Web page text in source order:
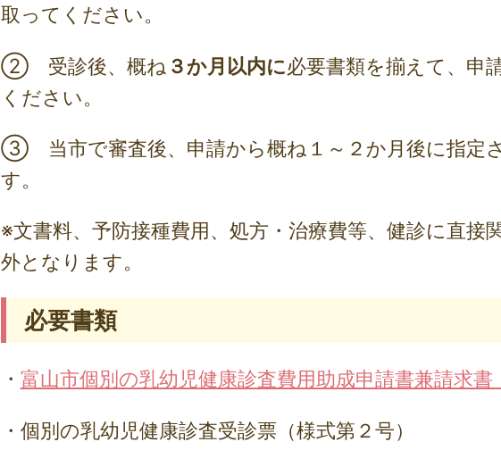
取ってください。
② 受診後、概ね ３か月以内に必要書類を揃えて、申
ください。
③ 当市で審査後、申請から概ね１～２か月後に指定
す。
※文書料、予防接種費用、処方・治療費等、健診に直接
外となります。
必要書類
・ 富山市個別の乳幼児健康診査費用助成申請書兼請求書
・個別の乳幼児健康診査受診票（様式第２号）